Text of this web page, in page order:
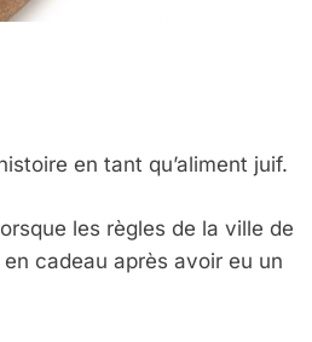
en tant qu’aliment juif.
les règles de la ville de
cadeau après avoir eu un